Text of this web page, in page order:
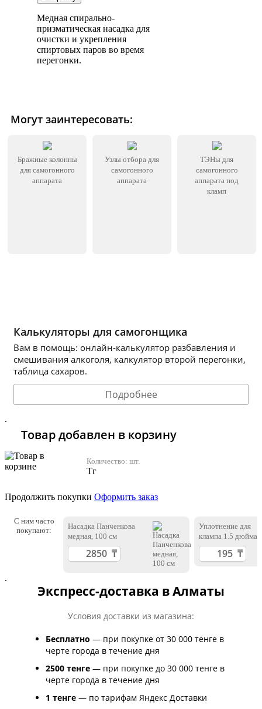
Медная спирально-
призматическая насадка для
очистки и укрепления
спиртовых паров во время
перегонки.
Могут заинтересовать:
Бражные колонны
для самогонного
аппарата
Узлы отбора для
самогонного
аппарата
ТЭНы для
самогонного
аппарата под
кламп
Калькуляторы для самогонщика
Вам в помощь: онлайн-калькулятор разбавления и
смешивания алкоголя, калкулятор второй перегонки,
таблица сахаров.
Подробнее
.
Товар добавлен в корзину
Количество: шт.
Тг
Продолжить покупки Оформить заказ
С ним часто
покупают:
Насадка Панченкова
медная, 100 см
Уплотнение для
клампа 1.5 дюйма
.
Экспресс-доставка в Алматы
Условия доставки из магазина:
Бесплатно — при покупке от 30 000 тенге в
черте города в течение дня
2500 тенге — при покупке до 30 000 тенге в
черте города в течение дня
1 тенге — по тарифам Яндекс Доставки